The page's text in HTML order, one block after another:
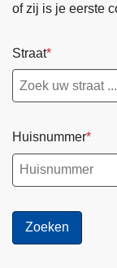
of zij is je eerste
Straat
Huisnummer